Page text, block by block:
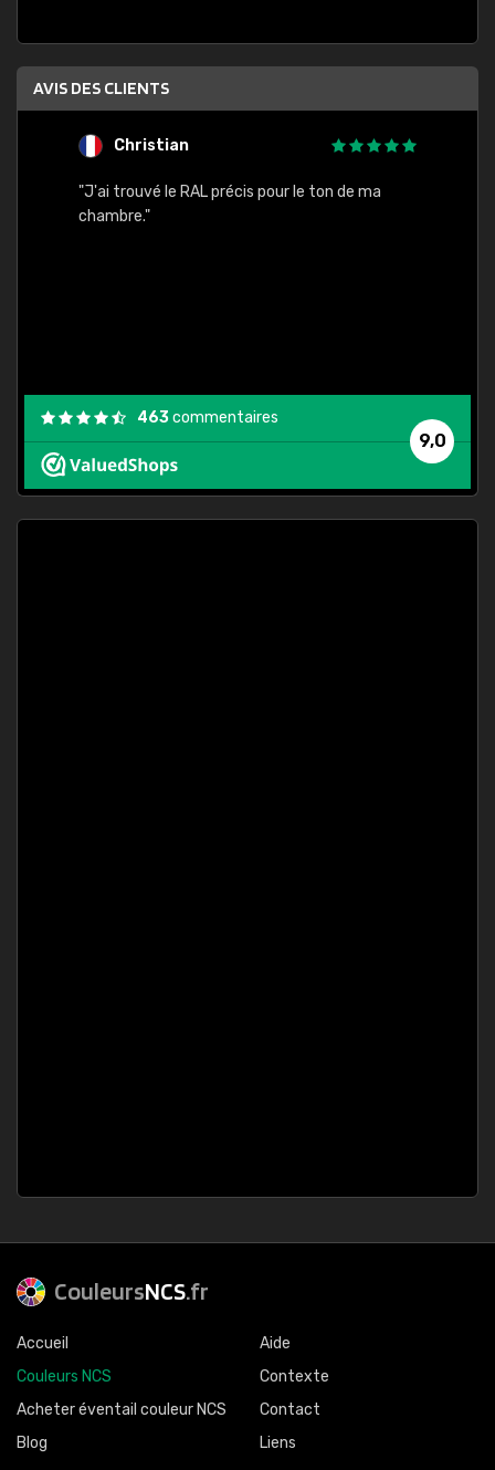
AVIS DES CLIENTS
Christian
"J'ai trouvé le RAL précis pour le ton de ma
chambre."
9,0
463commentaires
CouleursNCS.fr
Accueil
Couleurs NCS
Acheter éventail couleur NCS
Blog
Aide
Contexte
Contact
Liens